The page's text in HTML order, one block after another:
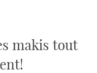
makis tout